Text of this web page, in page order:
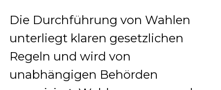
Die Durchführung von Wahlen
unterliegt klaren gesetzlichen
Regeln und wird von
unabhängigen Behörden